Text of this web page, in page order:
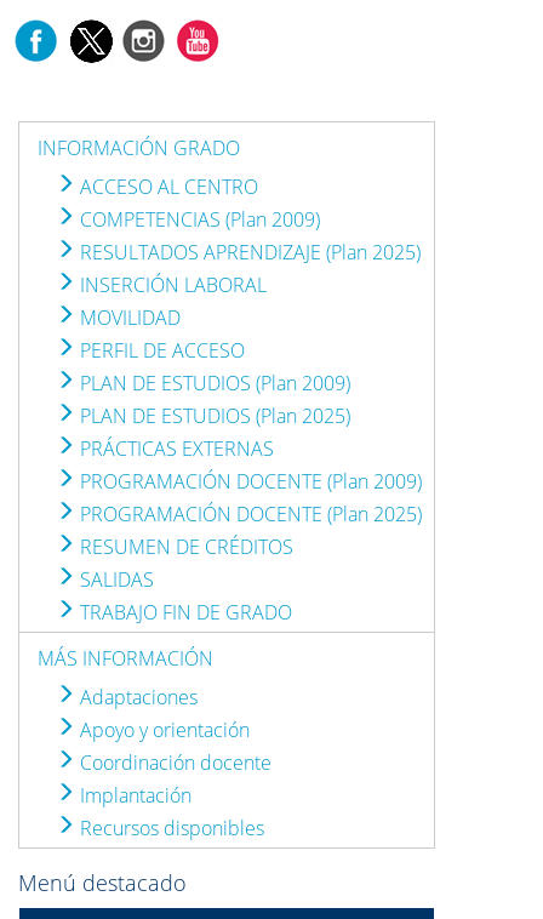
INFORMACIÓN GRADO
ACCESO AL CENTRO
COMPETENCIAS (Plan 2009)
RESULTADOS APRENDIZAJE (Plan 2025)
INSERCIÓN LABORAL
MOVILIDAD
PERFIL DE ACCESO
PLAN DE ESTUDIOS (Plan 2009)
PLAN DE ESTUDIOS (Plan 2025)
PRÁCTICAS EXTERNAS
PROGRAMACIÓN DOCENTE (Plan 2009)
PROGRAMACIÓN DOCENTE (Plan 2025)
RESUMEN DE CRÉDITOS
SALIDAS
TRABAJO FIN DE GRADO
MÁS INFORMACIÓN
Adaptaciones
Apoyo y orientación
Coordinación docente
Implantación
Recursos disponibles
Menú destacado